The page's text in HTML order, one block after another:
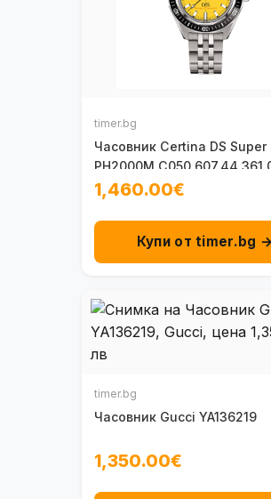
timer.bg
Часовник Certina DS Super
PH2000M
1,460.00€
Купи от timer.bg →
timer.bg
Часовник Gucci YA136219
1,350.00€